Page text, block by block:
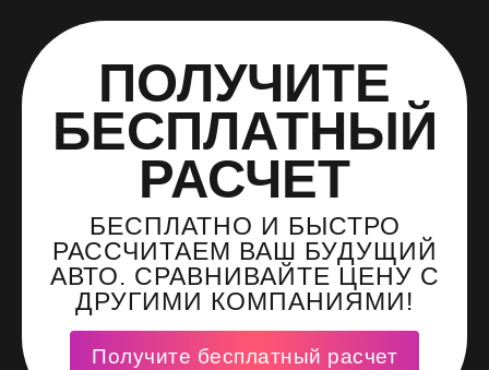
ПОЛУЧИТЕ
БЕСПЛАТНЫЙ
РАСЧЕТ
БЕСПЛАТНО И БЫСТРО
РАССЧИТАЕМ ВАШ БУДУЩИЙ
АВТО. СРАВНИВАЙТЕ ЦЕНУ С
ДРУГИМИ КОМПАНИЯМИ!
Получите бесплатный расчет